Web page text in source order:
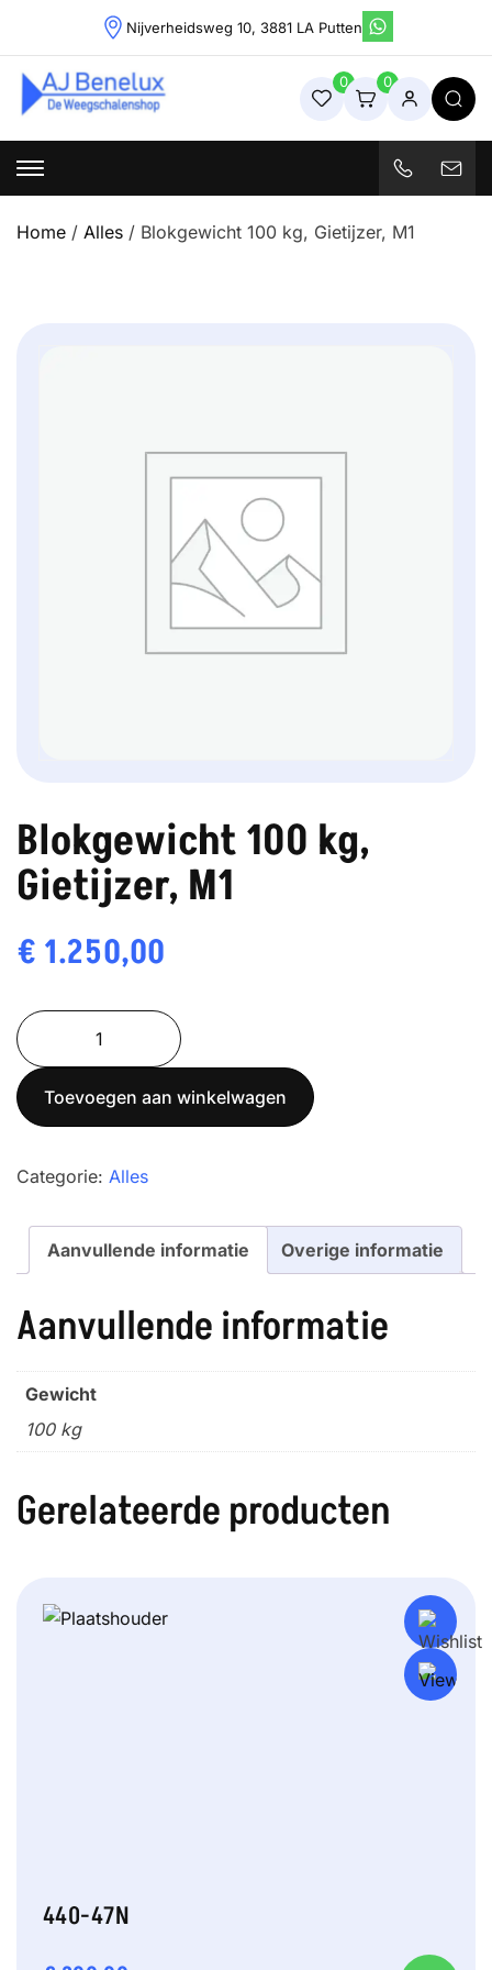
content
Nijverheidsweg 10, 3881 LA Putten
Weegschalenshop | Precisieweegschalen & Industriële
Weegoplossingen
0 0
Home / Alles / Blokgewicht 100 kg, Gietijzer, M1
Blokgewicht 100 kg,
Gietijzer, M1
€ 1.250,00
Blokgewicht
100
kg,
Gietijzer,
aantal
Toevoegen aan winkelwagen
Categorie: Alles
Aanvullende informatie Overige informatie
Aanvullende informatie
Gewicht
100 kg
Gerelateerde producten
440-47N